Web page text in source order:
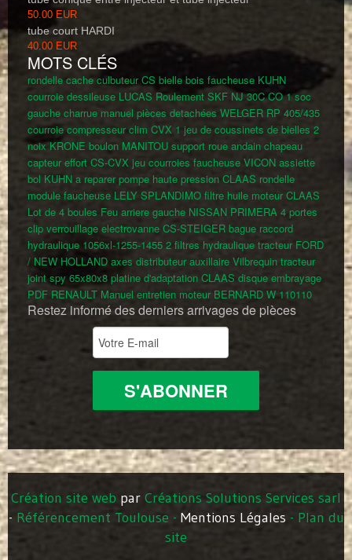
50.00 EUR
tube court HARDI
40.00 EUR
MOTS CLÉS
rondelle cache culbuteur CS bielle bois faucheuse KUHN
courroie dessileuse LUCAS Roulement SKF NJ 30C CO 1 soc
gauche charrue manuel pièces detachées WELGER RP 405/435
courroie compresseur clim CVX 1 jeu de coussinets de bielles 2
noix KRONE boulon MANITOU support roue andain chapeau
capteur effort CS-CVX jeu courroies faucheuse VICON assiette
bol KUHN a reparer pompe haute pression CLAAS rondelle
module faucheuse LELY SPLANDIMO filtre huile moteur CLAAS
Lot de 4 boules Feu arriere gauche NISSAN PRIMERA 4 portes
clip verrouillage electrovanne CS-STEIGER bague raccord
hydraulique 1056xl-1255-1455 2 filtres hydraulique tracteur FORD
/ NEW HOLLAND axes distributeur auxillaire Vilbrequin tracteur
joint spy 65x80x8 platine d'adaptation CLAAS disque embrayage
PDF RENAULT Manuel entretien moteur BERNARD W 110110
Restez informé des derniers arrivages de pièces
Création site web par Créations Solutions Services sarl
- Référencement Toulouse - Mentions Légales - Plan du
site